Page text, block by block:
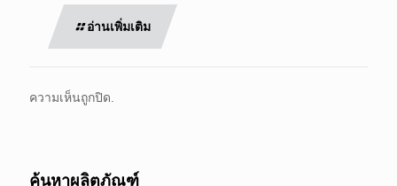
อ่านเพิ่มเติม
ความเห็นถูกปิด.
ค้นหาผลิตภัณฑ์